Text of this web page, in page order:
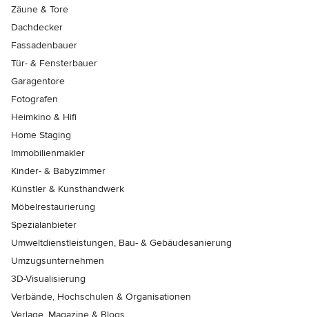
Zäune & Tore
Dachdecker
Fassadenbauer
Tür- & Fensterbauer
Garagentore
Fotografen
Heimkino & Hifi
Home Staging
Immobilienmakler
Kinder- & Babyzimmer
Künstler & Kunsthandwerk
Möbelrestaurierung
Spezialanbieter
Umweltdienstleistungen, Bau- & Gebäudesanierung
Umzugsunternehmen
3D-Visualisierung
Verbände, Hochschulen & Organisationen
Verlage, Magazine & Blogs